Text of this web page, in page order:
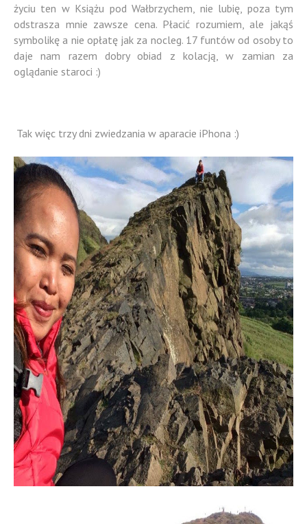
życiu ten w Książu pod Wałbrzychem, nie lubię, poza tym
odstrasza mnie zawsze cena. Płacić rozumiem, ale jakąś
symbolikę a nie opłatę jak za nocleg. 17 funtów od osoby to
daje nam razem dobry obiad z kolacją, w zamian za
oglądanie staroci :)
Tak więc trzy dni zwiedzania w aparacie iPhona :)